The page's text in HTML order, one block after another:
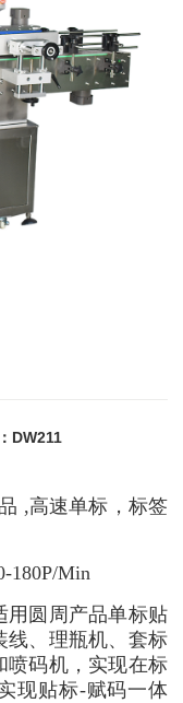
DW211
,高速单标，标签
180P/Min
用圆周产品单标贴
线、理瓶机、套标
喷码机，实现在标
现贴标-赋码一体